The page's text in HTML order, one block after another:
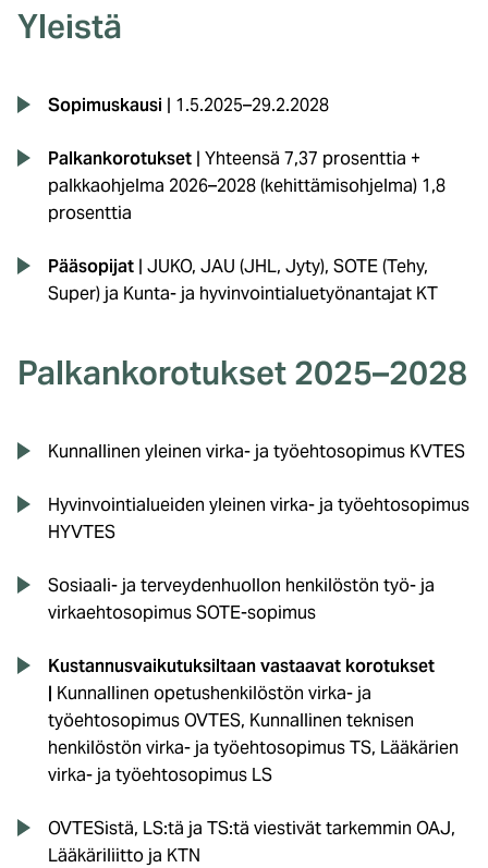
Yleistä
Sopimuskausi | 1.5.2025–29.2.2028
Palkankorotukset | Yhteensä 7,37 prosenttia +
palkkaohjelma 2026–2028 (kehittämisohjelma) 1,8
prosenttia
Pääsopijat | JUKO, JAU (JHL, Jyty), SOTE (Tehy,
Super) ja Kunta- ja hyvinvointialuetyönantajat KT
Palkankorotukset 2025–2028
Kunnallinen yleinen virka- ja työehtosopimus KVTES
Hyvinvointialueiden yleinen virka- ja työehtosopimus
HYVTES
Sosiaali- ja terveydenhuollon henkilöstön työ- ja
virkaehtosopimus SOTE-sopimus
Kustannusvaikutuksiltaan vastaavat korotukset
| Kunnallinen opetushenkilöstön virka- ja
työehtosopimus OVTES, Kunnallinen teknisen
henkilöstön virka- ja työehtosopimus TS, Lääkärien
virka- ja työehtosopimus LS
OVTESistä, LS:tä ja TS:tä viestivät tarkemmin OAJ,
Lääkäriliitto ja KTN